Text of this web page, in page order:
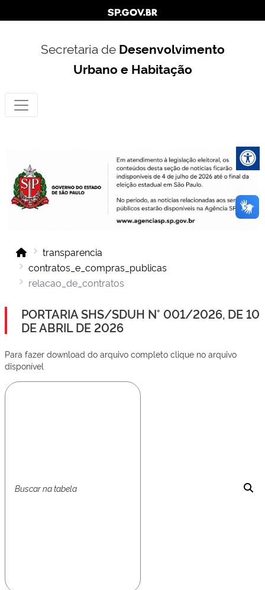
Secretaria de Desenvolvimento
Urbano e Habitação
transparencia
contratos_e_compras_publicas
relacao_de_contratos
PORTARIA SHS/SDUH N° 001/2026, DE 10
DE ABRIL DE 2026
Para fazer download do arquivo completo clique no arquivo
disponível